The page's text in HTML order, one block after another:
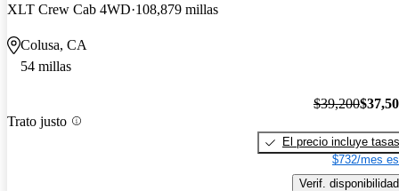
XLT Crew Cab 4WD 108,879 millas
Colusa, CA
54 millas
Trato justo
$39,200
El precio incluye tasas
$732/mes
Verif. disponibilidad